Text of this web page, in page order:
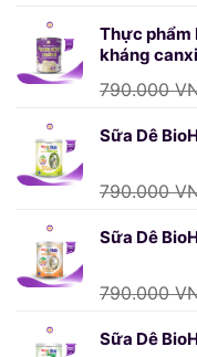
Thực phẩm
kháng canxi
790.000
Sữa Dê
790.000
Sữa Dê
790.000
Sữa Dê